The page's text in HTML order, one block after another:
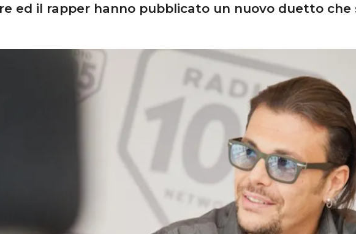
ed il rapper hanno pubblicato un nuovo duetto che